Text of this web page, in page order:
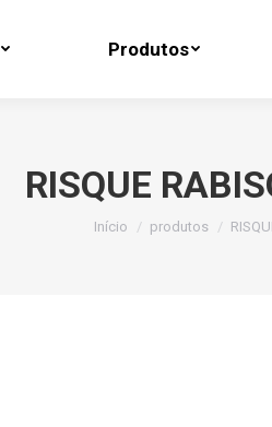
Produtos
RISQUE
Você está aqui:
Início produtos